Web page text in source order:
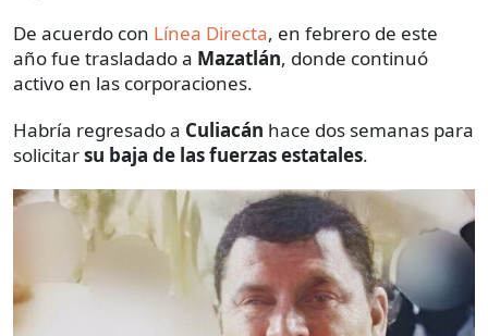
De acuerdo con Línea Directa, en febrero de este
año fue trasladado a Mazatlán, donde continuó
activo en las corporaciones.
Habría regresado a Culiacán hace dos semanas para
solicitarsu baja de las fuerzas estatales.